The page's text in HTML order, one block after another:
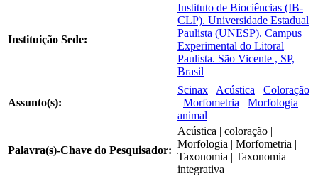
Instituição Sede:
Instituto de Biociências (IB-
CLP). Universidade Estadual
Paulista (UNESP). Campus
Experimental do Litoral
Paulista. São Vicente , SP,
Brasil
Assunto(s):
Scinax Acústica
Coloração
Morfometria
Morfologia
animal
Palavra(s)-Chave do Pesquisador:
Acústica | coloração |
Morfologia | Morfometria |
Taxonomia | Taxonomia
integrativa